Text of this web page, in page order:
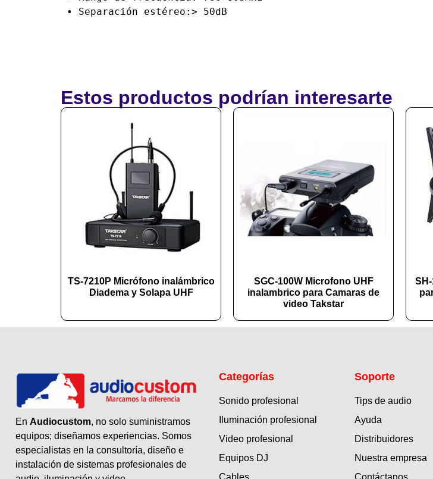
• Separación estéreo:> 50dB
Estos productos podrían interesarte
TS-7210P Micrófono inalámbrico
Diadema y Solapa UHF
SGC-100W Microfono UHF
inalambrico para Camaras de
video Takstar
En Audiocustom, no solo suministramos
equipos; diseñamos experiencias. Somos
especialistas en la consultoría, diseño e
instalación de sistemas profesionales de
Categorías
Sonido profesional
Iluminación profesional
Video profesional
Equipos DJ
Soporte
Tips de audio
Ayuda
Distribuidores
Nuestra empresa